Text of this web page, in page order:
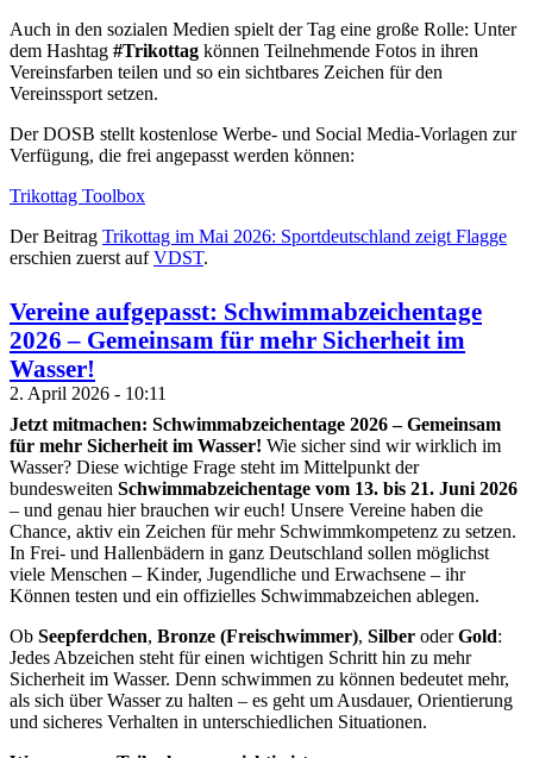
Auch in den sozialen Medien spielt der Tag eine große Rolle: Unter
dem Hashtag #Trikottag können Teilnehmende Fotos in ihren
Vereinsfarben teilen und so ein sichtbares Zeichen für den
Vereinssport setzen.
Der DOSB stellt kostenlose Werbe- und Social Media-Vorlagen zur
Verfügung, die frei angepasst werden können:
Trikottag Toolbox
Der Beitrag Trikottag im Mai 2026: Sportdeutschland zeigt Flagge
erschien zuerst aufVDST.
Vereine aufgepasst: Schwimmabzeichentage
2026 – Gemeinsam für mehr Sicherheit im
Wasser!
2. April 2026 - 10:11
Jetzt mitmachen: Schwimmabzeichentage 2026 – Gemeinsam
für mehr Sicherheit im Wasser! Wie sicher sind wir wirklich im
Wasser? Diese wichtige Frage steht im Mittelpunkt der
bundesweiten Schwimmabzeichentage vom 13. bis 21. Juni 2026
– und genau hier brauchen wir euch! Unsere Vereine haben die
Chance, aktiv ein Zeichen für mehr Schwimmkompetenz zu setzen.
In Frei- und Hallenbädern in ganz Deutschland sollen möglichst
viele Menschen – Kinder, Jugendliche und Erwachsene – ihr
Können testen und ein offizielles Schwimmabzeichen ablegen.
Ob Seepferdchen, Bronze (Freischwimmer), Silber oderGold:
Jedes Abzeichen steht für einen wichtigen Schritt hin zu mehr
Sicherheit im Wasser. Denn schwimmen zu können bedeutet mehr,
als sich über Wasser zu halten – es geht um Ausdauer, Orientierung
und sicheres Verhalten in unterschiedlichen Situationen.